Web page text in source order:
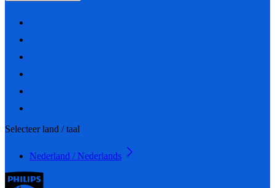
Selecteer land / taal
Nederland / Nederlands